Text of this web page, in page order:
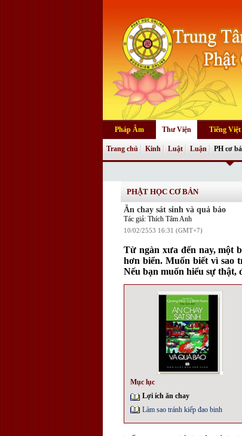
Pháp Âm Thư Viện Tiếng Việt
Trang chủ Kinh Luật Luận PH cơ
PHẬT HỌC CƠ BẢN
Ăn chay sát sinh và quả báo
Tác giả: Thích Tâm Anh
10/02/2553 16:31 (GMT+7)
Từ ngàn xưa đến nay, một
hơn biển. Muốn biết vì sao
Nếu bạn muốn hiểu sự thật,
Mục lục
Lợi ích ăn chay
Làm sao tránh kiếp đao binh